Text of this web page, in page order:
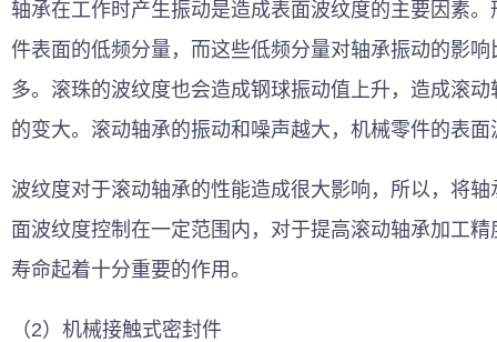
轴承在工作时产生振动是造成表面波纹度的主要因素
件表面的低频分量，而这些低频分量对轴承振动的影
多。滚珠的波纹度也会造成钢球振动值上升，造成滚
的变大。滚动轴承的振动和噪声越大，机械零件的表
波纹度对于滚动轴承的性能造成很大影响，所以，将
面波纹度控制在一定范围内，对于提高滚动轴承加工
寿命起着十分重要的作用。
（2）机械接触式密封件